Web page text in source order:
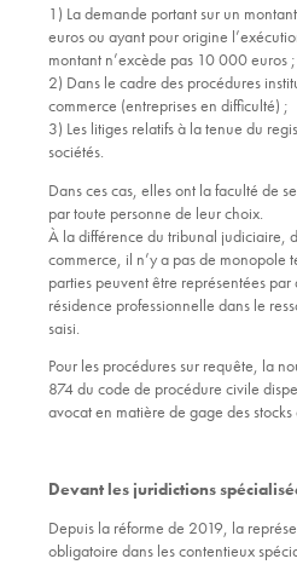
1) La demande portant sur un
euros ou ayant pour origine
montant n’excède pas 10 000 euros ;
2) Dans le cadre des procédures
commerce (entreprises en difficulté) ;
3) Les litiges relatifs à la tenue du
sociétés.
Dans ces cas, elles ont la faculté de
par toute personne de leur choix.
À la différence du tribunal judiciaire,
commerce, il n’y a pas de monopole
parties peuvent être représentées par
résidence professionnelle dans le
saisi.
Pour les procédures sur requête, la
874 du code de procédure civile
avocat en matière de gage des
Devant les juridictions
Depuis la réforme de 2019, la
obligatoire dans les contentieux